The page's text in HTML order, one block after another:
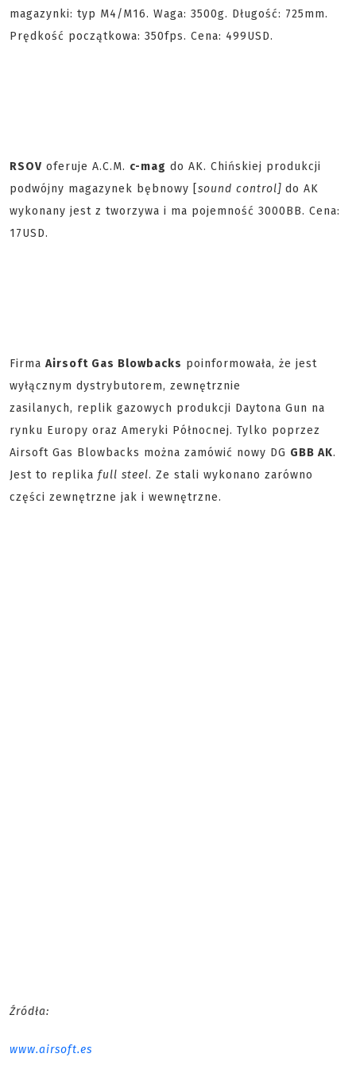
magazynki: typ M4/M16. Waga: 3500g. Długość: 725mm.
Prędkość początkowa: 350fps. Cena: 499USD.
RSOV oferuje A.C.M. c-mag do AK. Chińskiej produkcji
podwójny magazynek bębnowy [sound control] do AK
wykonany jest z tworzywa i ma pojemność 3000BB. Cena:
17USD.
Firma Airsoft Gas Blowbacks poinformowała, że jest
wyłącznym dystrybutorem, zewnętrznie
zasilanych, replik gazowych produkcji Daytona Gun na
rynku Europy oraz Ameryki Północnej. Tylko poprzez
Airsoft Gas Blowbacks można zamówić nowy DG GBB AK.
Jest to replika full steel. Ze stali wykonano zarówno
części zewnętrzne jak i wewnętrzne.
Źródła:
www.airsoft.es